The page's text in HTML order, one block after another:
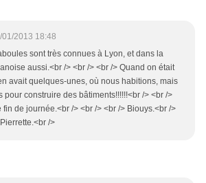
01/2013 18:48
sont très connues à Lyon, et dans la
aussi.<br /> <br /> <br /> Quand on était
avait quelques-unes, où nous habitions, mais
pour construire des bâtiments!!!!!!<br /> <br />
fin de journée.<br /> <br /> <br /> Biouys.<br />
/>